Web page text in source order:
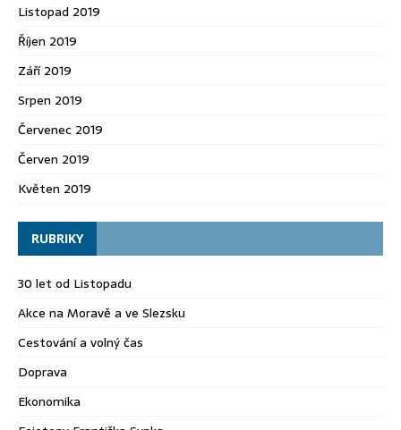
Listopad 2019
Říjen 2019
Září 2019
Srpen 2019
Červenec 2019
Červen 2019
Květen 2019
RUBRIKY
30 let od Listopadu
Akce na Moravě a ve Slezsku
Cestování a volný čas
Doprava
Ekonomika